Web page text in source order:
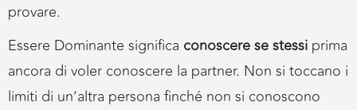
provare.
Essere Dominante significa conoscere se stessi prima
ancora di voler conoscere la partner. Non si toccano i
limiti di un’altra persona finché non si conoscono